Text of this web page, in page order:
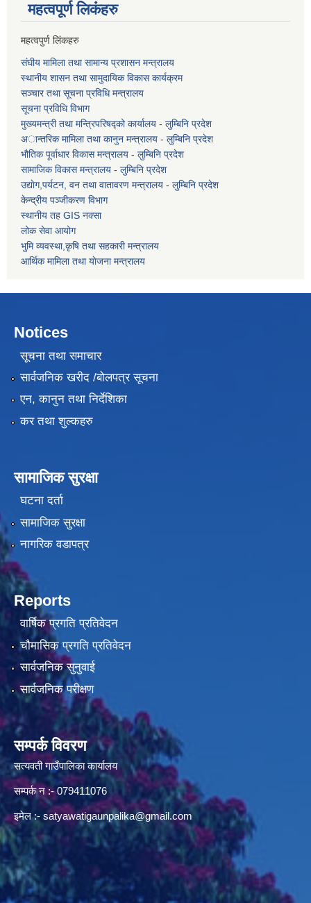
महत्वपूर्ण लि‌कंंहरु
महत्वपुर्ण लिंकहरु
संघीय मामिला तथा सामान्य प्रशासन मन्त्रालय
स्थानीय शासन तथा सामुदायिक विकास कार्यक्रम
सञ्चार तथा सूचना प्रविधि मन्त्रालय
सूचना प्रविधि विभाग
मुख्यमन्त्री तथा मन्त्रिपरिषद्को कार्यालय - लुम्बिनि प्रदेश
अान्तरिक मामिला तथा कानुन मन्त्रालय - लुम्बिनि प्रदेश
भौतिक पूर्वाधार विकास मन्त्रालय - लुम्बिनि प्रदेश
सामाजिक विकास मन्त्रालय - लुम्बिनि प्रदेश
उद्याेग,पर्यटन, वन तथा वातावरण मन्त्रालय - लुम्बिनि प्रदेश
केन्द्रीय पञ्जीकरण विभाग
स्थानीय तह GIS नक्सा
लोक सेवा आयोग
भुमि व्यवस्था,कृषि तथा सहकारी मन्त्रालय
आर्थिक मामिला तथा याेजना मन्त्रालय
Notices
सूचना तथा समाचार
सार्वजनिक खरीद /बोलपत्र सूचना
एन, कानुन तथा निर्देशिका
कर तथा शुल्कहरु
सामाजिक सुरक्षा
घटना दर्ता
सामाजिक सुरक्षा
नागरिक वडापत्र
Reports
वार्षिक प्रगति प्रतिवेदन
चौमासिक प्रगति प्रतिवेदन
सार्वजनिक सुनुवाई
सार्वजनिक परीक्षण
सम्पर्क विवरण
सत्यवती गाउँपालिका कार्यालय
सम्पर्क न‌ :- 079411076
इमेल :- satyawatigaunpalika@gmail.com